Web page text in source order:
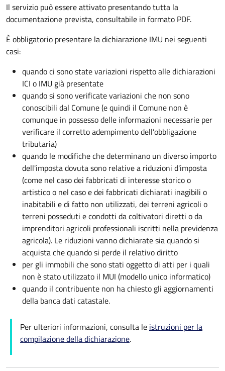
Il servizio può essere attivato presentando tutta la
documentazione prevista, consultabile in formato PDF.
È obbligatorio presentare la dichiarazione IMU nei seguenti
casi:
quando ci sono state variazioni rispetto alle dichiarazioni
ICI o IMU già presentate
quando si sono verificate variazioni che non sono
conoscibili dal Comune (e quindi il Comune non è
comunque in possesso delle informazioni necessarie per
verificare il corretto adempimento dell’obbligazione
tributaria)
quando le modifiche che determinano un diverso importo
dell'imposta dovuta sono relative a riduzioni d'imposta
(come nel caso dei fabbricati di interesse storico o
artistico o nel caso e dei fabbricati dichiarati inagibili o
inabitabili e di fatto non utilizzati, dei terreni agricoli o
terreni posseduti e condotti da coltivatori diretti o da
imprenditori agricoli professionali iscritti nella previdenza
agricola). Le riduzioni vanno dichiarate sia quando si
acquista che quando si perde il relativo diritto
per gli immobili che sono stati oggetto di atti per i quali
non è stato utilizzato il MUI (modello unico informatico)
quando il contribuente non ha chiesto gli aggiornamenti
della banca dati catastale.
Per ulteriori informazioni, consulta le istruzioni per la
compilazione della dichiarazione.